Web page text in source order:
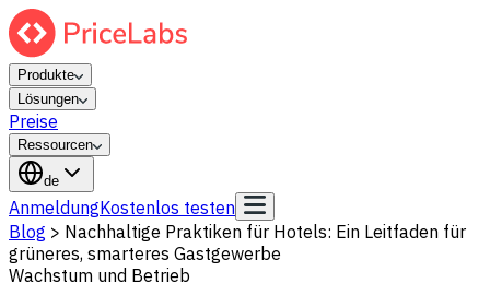
Produkte
Lösungen
Preise
Ressourcen
de
AnmeldungKostenlos testen
Blog > Nachhaltige Praktiken für Hotels: Ein Leitfaden für
grüneres, smarteres Gastgewerbe
Wachstum und Betrieb